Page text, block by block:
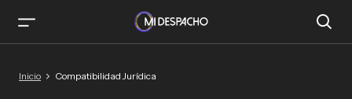
Inicio Compatibilidad Jurídica